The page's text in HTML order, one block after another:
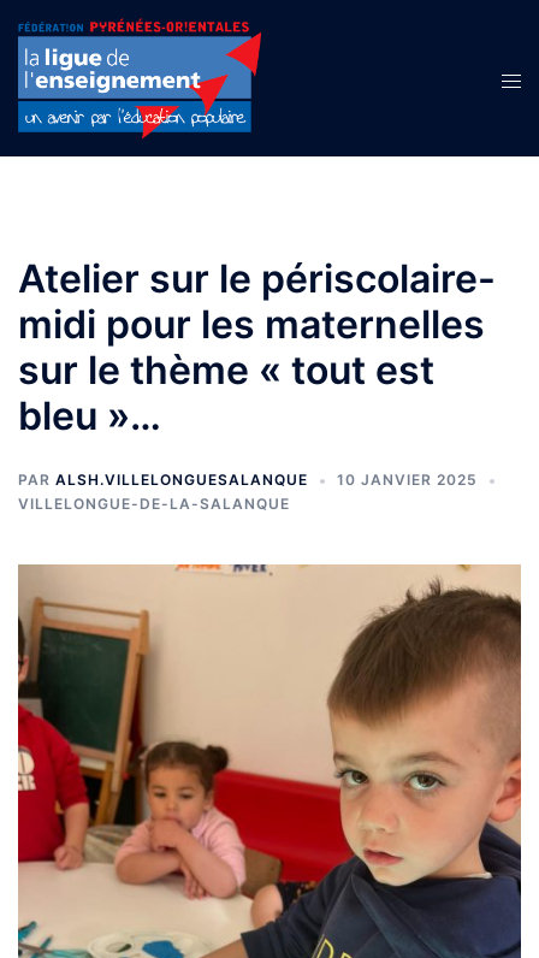
contenu
Atelier sur le périscolaire-
midi pour les maternelles
sur le thème « tout est
bleu »…
PAR ALSH.VILLELONGUESALANQUE
10 JANVIER 2025
VILLELONGUE-DE-LA-SALANQUE